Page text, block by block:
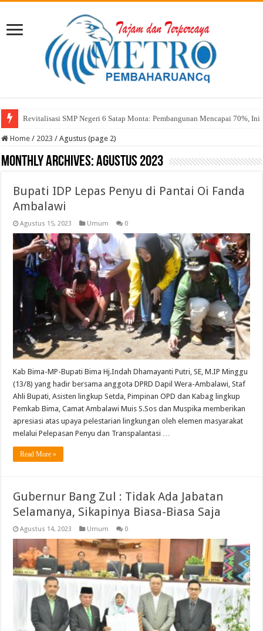
Sekda Abul: Pelantikan adalah Pengakuan Kompetensi
Home / 2023 / Agustus (page 2)
Monthly Archives:Agustus 2023
Bupati IDP Lepas Penyu di Pantai Oi Fanda
Ambalawi
Agustus 15, 2023 Umum 0
Kab Bima-MP-Bupati Bima Hj.Indah Dhamayanti Putri, SE, M.IP Minggu
(13/8) yang hadir bersama anggota DPRD Dapil Wera-Ambalawi, Staf
Ahli Bupati, Asisten lingkup Setda, Pimpinan OPD dan Kabag lingkup
Pemkab Bima, Camat Ambalawi Muis S.Sos dan Muspika memberikan
apresiasi atas upaya pelestarian lingkungan oleh elemen masyarakat
melalui Pelepasan Penyu dan Transpalantasi …
Read More »
Gubernur Bang Zul : Tidak Ada Jabatan
Selamanya, Sikapinya Biasa-Biasa Saja
Agustus 14, 2023 Umum 0